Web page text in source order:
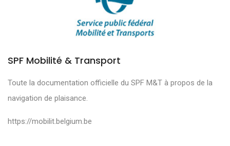
SPF Mobilité & Transport
Toute la documentation officielle du SPF M&T à propos de la
navigation de plaisance.
https://mobilit.belgium.be